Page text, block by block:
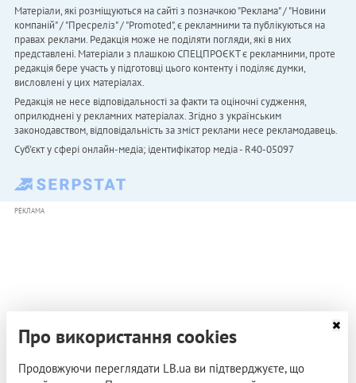
Матеріали, які розміщуються на сайті з позначкою "Реклама" / "Новини
компаній" / "Пресреліз" / "Promoted", є рекламними та публікуються на
правах реклами. Редакція може не поділяти погляди, які в них
представлені. Матеріали з плашкою СПЕЦПРОЄКТ є рекламними, проте
редакція бере участь у підготовці цього контенту і поділяє думки,
висловлені у цих матеріалах.
Редакція не несе відповідальності за факти та оціночні судження,
оприлюднені у рекламних матеріалах. Згідно з українським
законодавством, відповідальність за зміст реклами несе рекламодавець.
Cуб'єкт у сфері онлайн-медіа; ідентифікатор медіа - R40-05097
РЕКЛАМА
Про використання cookies
Продовжуючи переглядати LB.ua ви підтверджуєте, що